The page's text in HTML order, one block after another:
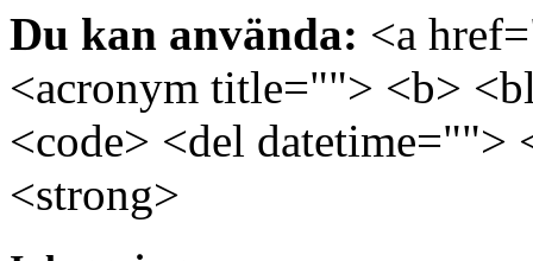
Du kan använda: <a
<acronym title=""> <b>
<code> <del
<strong>